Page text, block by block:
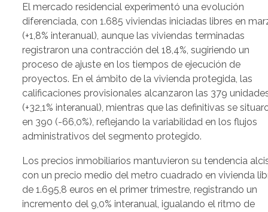
El mercado residencial experimentó una evolución
diferenciada, con 1.685 viviendas iniciadas libres en
(+1,8% interanual), aunque las viviendas terminadas
registraron una contracción del 18,4%, sugiriendo un
proceso de ajuste en los tiempos de ejecución de
proyectos. En el ámbito de la vivienda protegida, las
calificaciones provisionales alcanzaron las 379
(+32,1% interanual), mientras que las definitivas se
en 390 (-66,0%), reflejando la variabilidad en los flujos
administrativos del segmento protegido.
Los precios inmobiliarios mantuvieron su tendencia
con un precio medio del metro cuadrado en vivienda
de 1.695,8 euros en el primer trimestre, registrando un
incremento del 9,0% interanual, igualando el ritmo de